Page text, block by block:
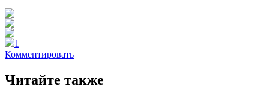
1
Комментировать
Читайте также